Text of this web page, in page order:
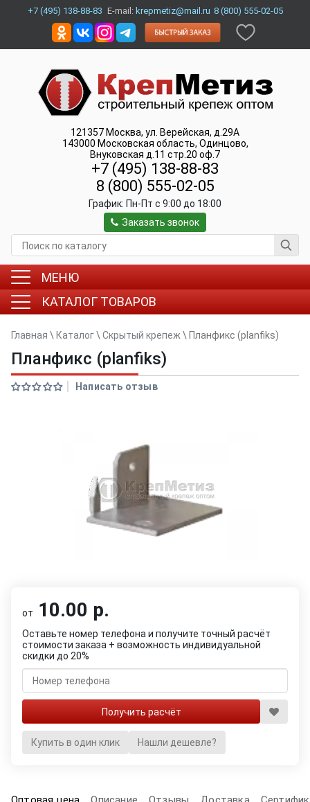
+7 (495) 138-88-83 E-mail: krepmetiz@mail.ru 8 (800) 555-02-05
121357 Москва, ул. Верейская, д.29А
143000 Московская область, Одинцово,
Внуковская д.11 стр.20 оф.7
+7 (495) 138-88-83
8 (800) 555-02-05
График: Пн-Пт c 9:00 до 18:00
Заказать звонок
МЕНЮ
КАТАЛОГ ТОВАРОВ
Главная \ Каталог\ Скрытый крепеж \ Планфикс (planfiks)
Планфикс (planfiks)
Написать отзыв
от 10.00 р.
Оставьте номер телефона и получите точный расчёт
стоимости заказа + возможность индивидуальной
скидки до 20%
Купить в один клик Нашли дешевле?